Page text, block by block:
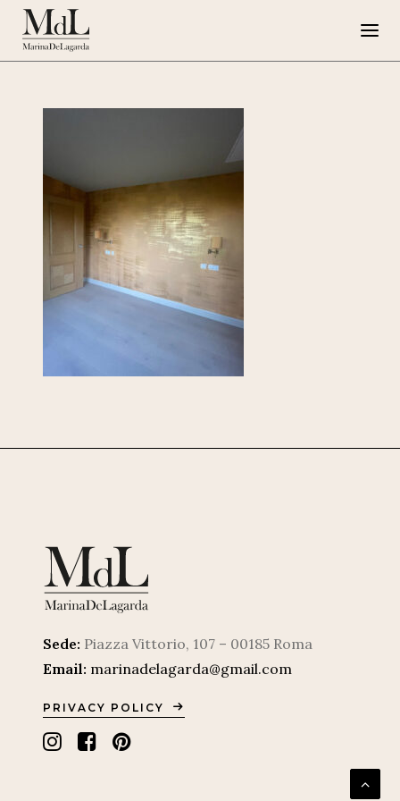
Marina de Lagarda
Lavori
Progetti speciali
Opere su Tela
Press
G108
EN
Sede: Piazza Vittorio, 107 – 00185 Roma
Email: marinadelagarda@gmail.com
PRIVACY POLICY